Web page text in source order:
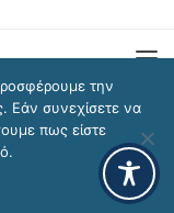
την
Εάν συνεχίσετε να
πως είστε